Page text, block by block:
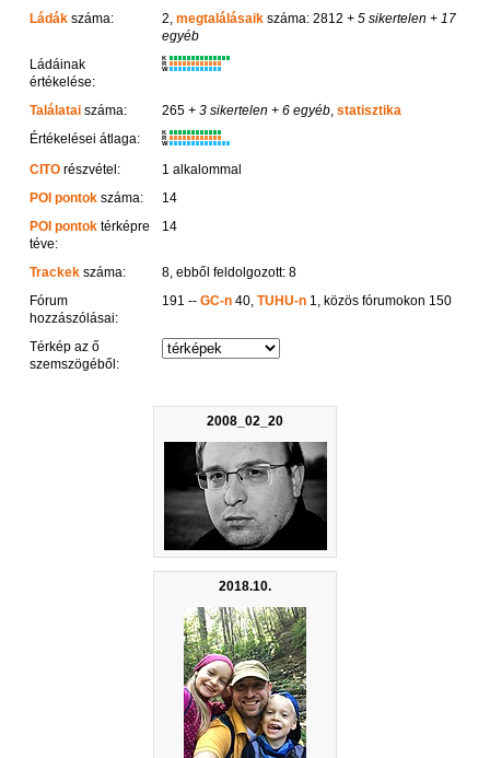
2008_02_20
2018.10.
Ládák száma: 2,megtalálásaik száma: 2812 + 5 sikertelen + 17
egyéb
Ládáinak
értékelése:
K
R
W
Találatai száma: 265 + 3 sikertelen + 6 egyéb,statisztika
Értékelései átlaga:
K
R
W
CITO részvétel:
1 alkalommal
POI pontok száma:
14
POI pontok térképre
téve:
14
Trackek száma:
8, ebből feldolgozott: 8
Fórum
hozzászólásai:
191 --GC-n 40,TUHU-n 1, közös fórumokon 150
Térkép az ő
szemszögéből: